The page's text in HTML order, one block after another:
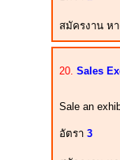
สมัครงาน ห
20. Sales
Sale an
อัตรา 3